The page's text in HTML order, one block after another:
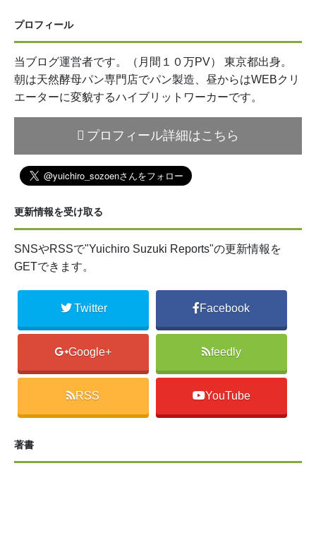
プロフィール
当ブログ運営者です。（月間１０万PV） 東京都出身。
朝は天然酵母パン専門店でパン製造、昼からはWEBクリ
エーターに変貌するハイブリットワーカーです。
プロフィール詳細はこちら
更新情報を受け取る
SNSやRSSで"Yuichiro Suzuki Reports"の更新情報を
GETできます。
Twitter Facebook
Google+ feedly
RSS YouTube
著書